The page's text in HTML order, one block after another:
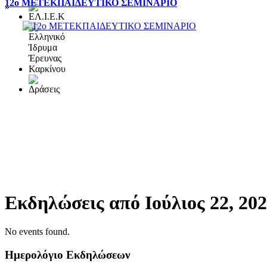
»
12ο ΜΕΤΕΚΠΑΙΔΕΥΤΙΚΟ ΣΕΜΙΝΑΡΙΟ
Εκδηλώσεις από Ιούλιος 22,
No events found.
Ημερολόγιο Εκδηλώσεων